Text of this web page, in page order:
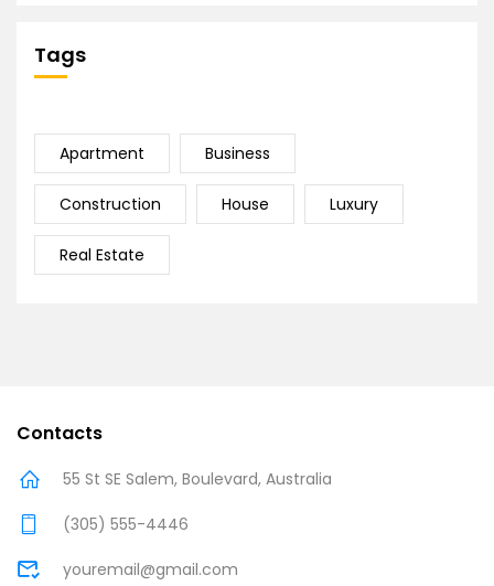
Tags
Apartment Business
Construction House Luxury
Real Estate
Contacts
55 St SE Salem, Boulevard, Australia
(305) 555-4446
youremail@gmail.com